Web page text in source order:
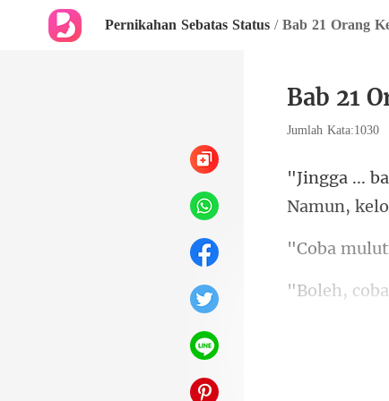
Pernikahan Sebatas Status / Bab 21 Orang
Bab 21
Jumlah Kata:1030
Namun, ke